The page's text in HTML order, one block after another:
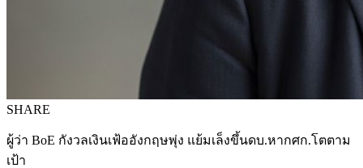
SHARE
ผู้ว่า BoE กังวลเงินเฟ้ออังกฤษพุ่ง แย้มเล็งขึ้นดบ.หากศก.โตตาม
เป้า